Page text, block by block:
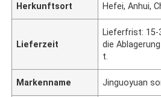
Herkunftsort Hefei, Anhui,
Lieferzeit
Lieferfrist: 15-
die
t.
Markenname Jinguoyuan